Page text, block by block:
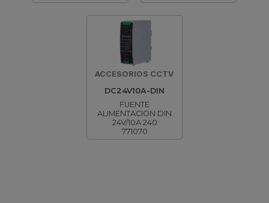
ACCESORIOS CCTV
DC24V10A-DIN
FUENTE
ALIMENTACION DIN
24V/10A 240
771070